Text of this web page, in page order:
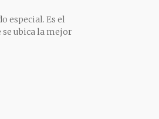
especial. Es el
ubica la mejor